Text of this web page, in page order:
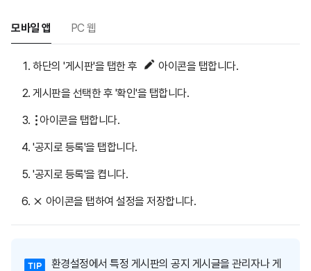
모바일 앱 PC 웹
하단의 '게시판'을 탭한 후 아이콘을 탭합니다.
게시판을 선택한 후 '확인'을 탭합니다.
아이콘을 탭합니다.
'공지로 등록'을 탭합니다.
'공지로 등록'을 켭니다.
아이콘을 탭하여 설정을 저장합니다.
환경설정에서 특정 게시판의 공지 게시글을 관리자나 게